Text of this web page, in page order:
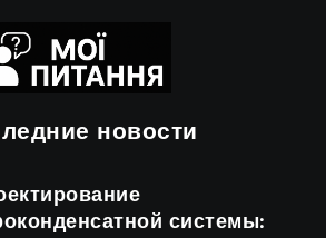
новости
системы: